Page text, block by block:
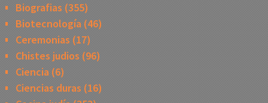
Biografias (355)
Biotecnología(46)
Ceremonias (17)
Chistes judios (96)
Ciencia(6)
Ciencias duras (16)